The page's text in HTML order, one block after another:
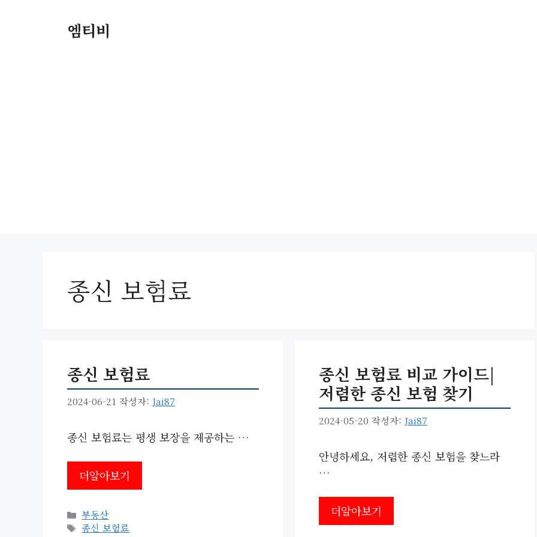
엠티비
종신 보험료
종신 보험료
2024-06-21 작성자: Jai87
종신 보험료는 평생 보장을 제공하는 …
더알아보기
카
테
부동산
태
종신 보험료
종신 보험료 비교 가이드|
저렴한 종신 보험 찾기
2024-05-20 작성자: Jai87
안녕하세요, 저렴한 종신 보험을 찾느라
…
더알아보기